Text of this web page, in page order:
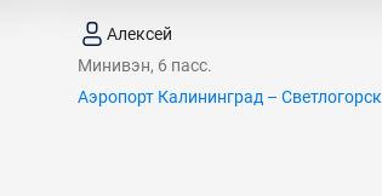
Алексей
Минивэн, 6 пасс.
Аэропорт Калининград – Светлогорск